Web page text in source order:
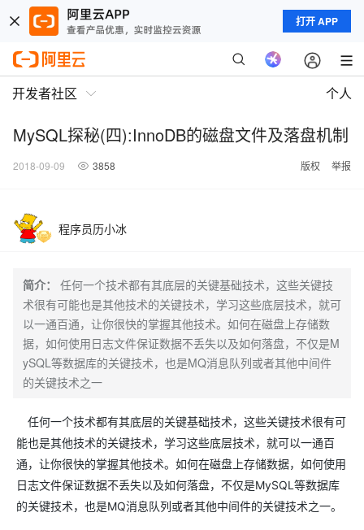
打开 APP
开发者社区 个人
MySQL探秘(四):InnoDB的磁盘文件及落盘机制
2018-09-09 3858 版权 举报
程序员历小冰
简介：
任何一个技术都有其底层的关键基础技术，这些关键技
术很有可能也是其他技术的关键技术，学习这些底层技术，就可
以一通百通，让你很快的掌握其他技术。如何在磁盘上存储数
据，如何使用日志文件保证数据不丢失以及如何落盘，不仅是M
ySQL等数据库的关键技术，也是MQ消息队列或者其他中间件
的关键技术之一
任何一个技术都有其底层的关键基础技术，这些关键技术很有可
能也是其他技术的关键技术，学习这些底层技术，就可以一通百
通，让你很快的掌握其他技术。如何在磁盘上存储数据，如何使用
日志文件保证数据不丢失以及如何落盘，不仅是MySQL等数据库
的关键技术，也是MQ消息队列或者其他中间件的关键技术之一。